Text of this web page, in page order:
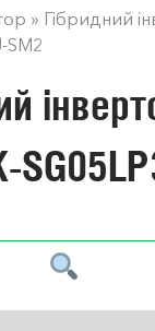
» Гібридний
SM2